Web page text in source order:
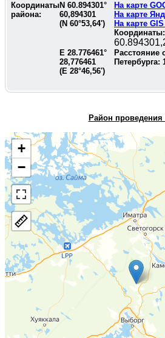
Координаты
района:
N 60.894301°
60,894301
(N 60°53,64')
На карте
На карте
На карте
Координаты:
E 28.776461°
28,776461
(E 28°46,56')
Расстояние
Петербурга:
Район проведения
+
−